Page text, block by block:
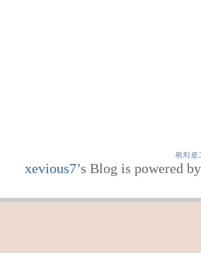
위치로
xevious7’s Blog is powered